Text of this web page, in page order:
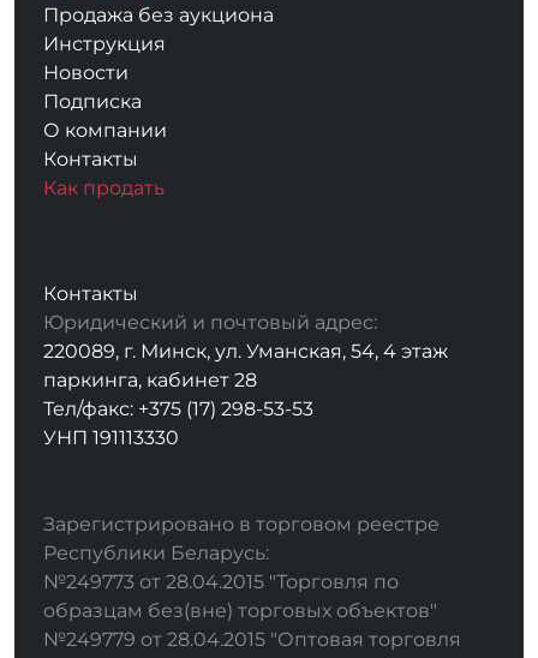
Продажа без аукциона
Инструкция
Новости
Подписка
О компании
Контакты
Как продать
Контакты
Юридический и почтовый адрес:
220089, г. Минск, ул. Уманская, 54, 4 этаж
паркинга, кабинет 28
Тел/факс: +375 (17) 298-53-53
УНП 191113330
Зарегистрировано в торговом реестре
Республики Беларусь:
№249773 от 28.04.2015 "Торговля по
образцам без(вне) торговых объектов"
№249779 от 28.04.2015 "Оптовая торговля